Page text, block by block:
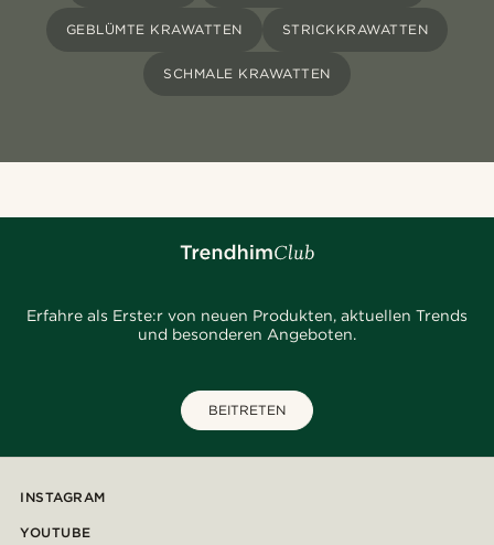
GEBLÜMTE KRAWATTEN STRICKKRAWATTEN
SCHMALE KRAWATTEN
Erfahre als Erste:r von neuen Produkten, aktuellen Trends
und besonderen Angeboten.
BEITRETEN
INSTAGRAM
YOUTUBE